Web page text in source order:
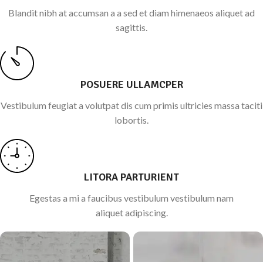
Blandit nibh at accumsan a a sed et diam himenaeos aliquet ad
sagittis.
POSUERE ULLAMCPER
Vestibulum feugiat a volutpat dis cum primis ultricies massa taciti
lobortis.
LITORA PARTURIENT
Egestas a mi a faucibus vestibulum vestibulum nam
aliquet adipiscing.